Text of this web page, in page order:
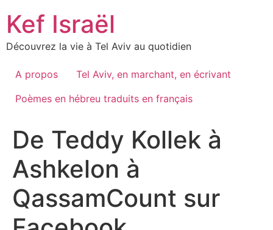
content
Kef Israël
Découvrez la vie à Tel Aviv au quotidien
A propos
Tel Aviv, en marchant, en écrivant
Poèmes en hébreu traduits en français
De Teddy Kollek à
Ashkelon à
QassamCount sur